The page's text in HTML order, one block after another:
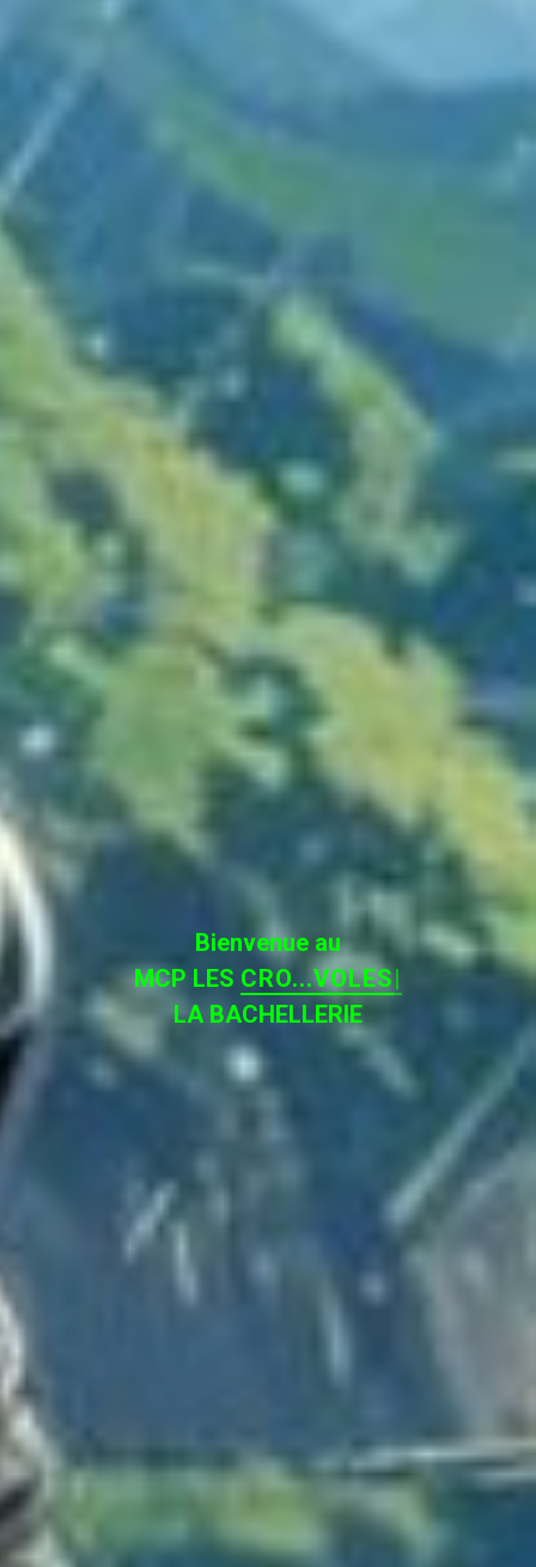
Bienvenue au
MCP LES|
LA BACHELLERIE